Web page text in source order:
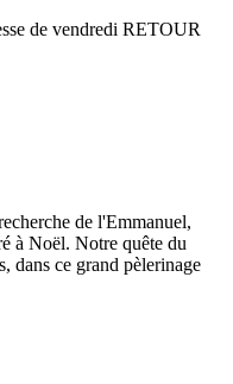
de vendredi RETOUR
de l'Emmanuel,
à Noël. Notre quête du
dans ce grand pèlerinage